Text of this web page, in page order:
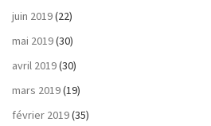
juin 2019(22)
mai 2019(30)
avril 2019(30)
mars 2019(19)
février 2019(35)